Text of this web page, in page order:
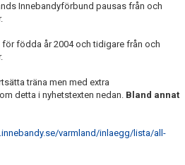
Innebandyförbund pausas från och
födda år 2004 och tidigare från och
träna men med extra
detta i nyhetstexten nedan. Bland annat
varmland/inlaegg/lista/all-